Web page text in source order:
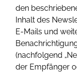
den
Inhalt des
E-Mails und
(nachfolgend
der Empfänger